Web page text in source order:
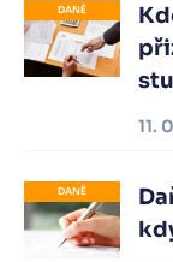
DANĚ
11.
DANĚ